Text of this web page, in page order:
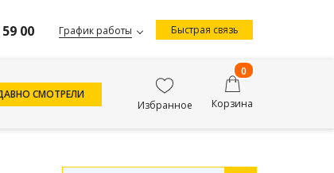
00 График работы Быстрая связь
СМОТРЕЛИ
Избранное
0
Корзина